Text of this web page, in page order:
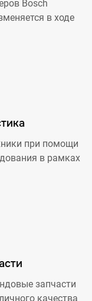
Bosch
в ходе
при помощи
в рамках
запчасти
качества